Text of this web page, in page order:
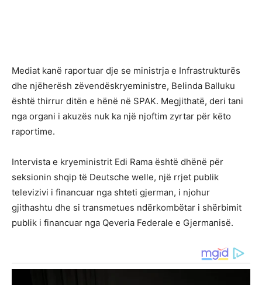
Mediat kanë raportuar dje se ministrja e Infrastrukturës
dhe njëherësh zëvendëskryeministre, Belinda Balluku
është thirrur ditën e hënë në SPAK. Megjithatë, deri tani
nga organi i akuzës nuk ka një njoftim zyrtar për këto
raportime.
Intervista e kryeministrit Edi Rama është dhënë për
seksionin shqip të Deutsche welle, një rrjet publik
televizivi i financuar nga shteti gjerman, i njohur
gjithashtu dhe si transmetues ndërkombëtar i shërbimit
publik i financuar nga Qeveria Federale e Gjermanisë.